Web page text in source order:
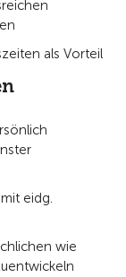
als Vorteil
eidg.
wie